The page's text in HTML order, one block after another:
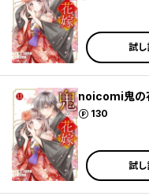
試
noicomi鬼の
130
ポイント
試